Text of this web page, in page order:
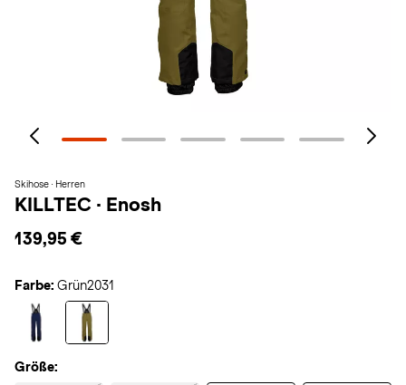
Skihose · Herren
KILLTEC · Enosh
139,95 €
Farbe: Grün2031
Größe: